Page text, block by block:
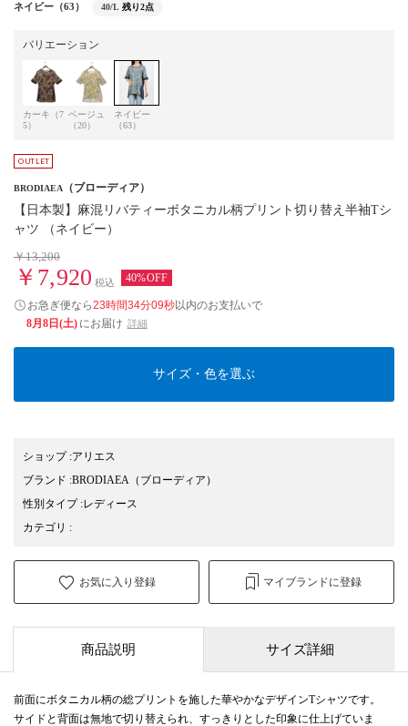
ネイビー（63） 40/L 残り2点
バリエーション
カーキ（7
5）
ベージュ
（20）
ネイビー
（63）
BRODIAEA （ブローディア）
【日本製】麻混リバティーボタニカル柄プリント切り替え半袖Tシ
ャツ （ネイビー）
￥13,200
￥7,920 税込 40%OFF
お急ぎ便なら23時間34分08秒以内のお支払いで
8月8日(土) にお届け 詳細
サイズ・色を選ぶ
ショップ:アリエス
ブランド :BRODIAEA （ブローディア）
性別タイプ:レディース
カテゴリ :
お気に入り登録 マイブランドに登録
商品説明 サイズ詳細
前面にボタニカル柄の総プリントを施した華やかなデザインTシャツです。
サイドと背面は無地で切り替えられ、すっきりとした印象に仕上げていま